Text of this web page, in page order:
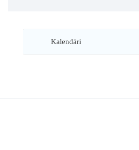
Kalendāri